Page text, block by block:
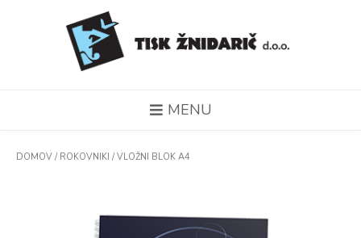
MENU
DOMOV / ROKOVNIKI / VLOŽNI BLOK A4